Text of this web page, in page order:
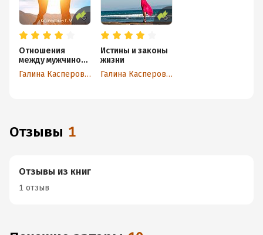
Отношения
между мужчиной
и женщиной
Галина Касперович
Истины и законы
жизни
Галина Касперович
Отзывы 1
Отзывы из книг
1 отзыв